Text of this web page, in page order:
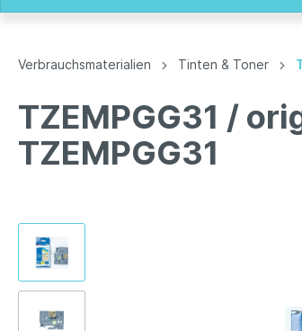
Verbrauchsmaterialien Tinten & Toner
TZEMPGG31 /
TZEMPGG31